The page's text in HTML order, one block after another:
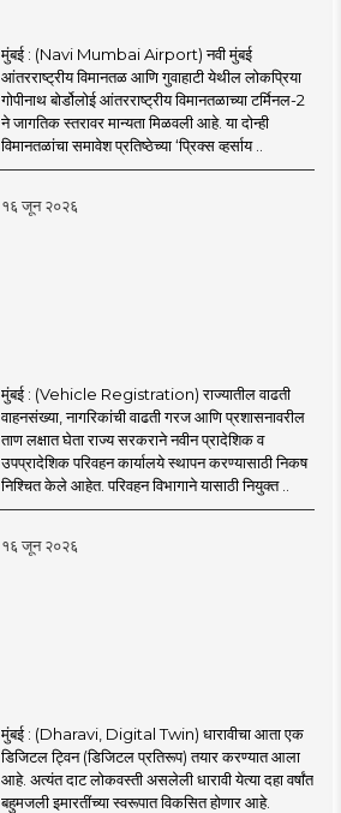
मुंबई : (Navi Mumbai Airport) नवी मुंबई
आंतरराष्ट्रीय विमानतळ आणि गुवाहाटी येथील लोकप्रिया
गोपीनाथ बोर्डोलोई आंतरराष्ट्रीय विमानतळाच्या टर्मिनल-2
ने जागतिक स्तरावर मान्यता मिळवली आहे. या दोन्ही
विमानतळांचा समावेश प्रतिष्ठेच्या ‘प्रिक्स व्हर्साय ..
१६ जून २०२६
मुंबई : (Vehicle Registration) राज्यातील वाढती
वाहनसंख्या, नागरिकांची वाढती गरज आणि प्रशासनावरील
ताण लक्षात घेता राज्य सरकराने नवीन प्रादेशिक व
उपप्रादेशिक परिवहन कार्यालये स्थापन करण्यासाठी निकष
निश्चित केले आहेत. परिवहन विभागाने यासाठी नियुक्त ..
१६ जून २०२६
मुंबई : (Dharavi, Digital Twin) धारावीचा आता एक
डिजिटल ट्विन (डिजिटल प्रतिरूप) तयार करण्यात आला
आहे. अत्यंत दाट लोकवस्ती असलेली धारावी येत्या दहा वर्षांत
बहुमजली इमारतींच्या स्वरूपात विकसित होणार आहे.